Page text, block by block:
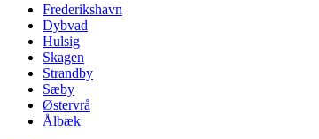
Frederikshavn
Dybvad
Hulsig
Skagen
Strandby
Sæby
Østervrå
Ålbæk